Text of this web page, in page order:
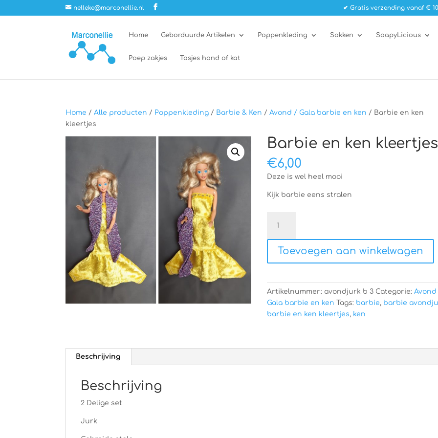
nelleke@marconellie.nl ✔ Gratis verzending vanaf €
Home Geborduurde Artikelen Poppenkleding Sokken SoapyLicious
Poep zakjes Tasjes hond of kat
Home /Alle producten / Poppenkleding / Barbie & Ken /Avond / Gala barbie en ken / Barbie en ken
kleertjes
Barbie en ken kleertjes
€6,00
Deze is wel heel mooi
Kijk barbie eens stralen
ken
kleertjes
aantal
Toevoegen aan winkelwagen
Artikelnummer: avondjurk b 3 Categorie:
Gala barbie en ken Tags: barbie, barbie
barbie en ken kleertjes, ken
Beschrijving
Beschrijving
2 Delige set
Jurk